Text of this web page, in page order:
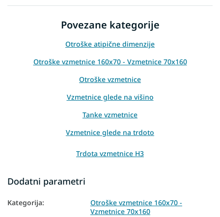
Povezane kategorije
Otroške atipične dimenzije
Otroške vzmetnice 160x70 - Vzmetnice 70x160
Otroške vzmetnice
Vzmetnice glede na višino
Tanke vzmetnice
Vzmetnice glede na trdoto
Trdota vzmetnice H3
Dodatni parametri
Kategorija:
Otroške vzmetnice 160x70 -
Vzmetnice 70x160